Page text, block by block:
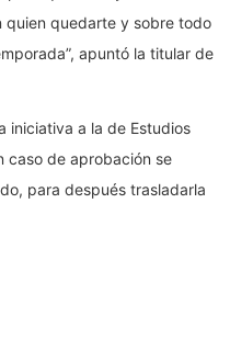
quien quedarte y sobre todo
apuntó la titular de
iniciativa a la de Estudios
caso de aprobación se
para después trasladarla